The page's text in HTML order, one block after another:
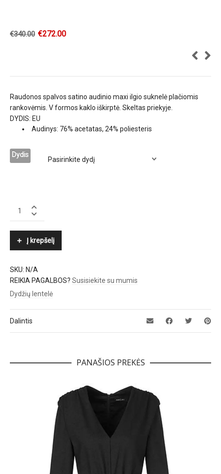
€340.00 €272.00
Raudonos spalvos satino audinio maxi ilgio suknelė plačiomis
rankovėmis. V formos kaklo iškirptė. Skeltas priekyje.
DYDIS: EU
Audinys: 76% acetatas, 24% poliesteris
Dydis
MALENE
Į krepšelį
SKU: N/A
REIKIA PAGALBOS? Susisiekite su mumis
Dydžių lentelė
Dalintis
PANAŠIOS PREKĖS